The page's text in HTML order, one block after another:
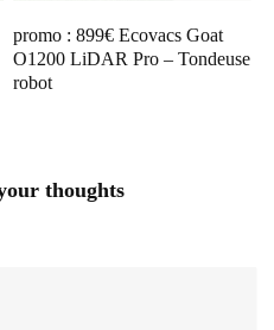
promo : 899€ Ecovacs Goat
O1200 LiDAR Pro – Tondeuse
robot
thoughts